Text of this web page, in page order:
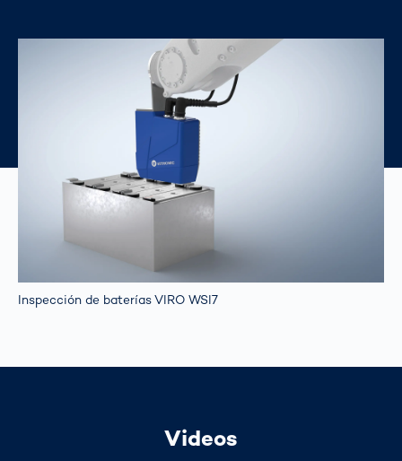
Inspección de baterías VIRO WSI7
Videos